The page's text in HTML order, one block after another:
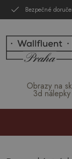
Bezpečné
Obrazy na
3d